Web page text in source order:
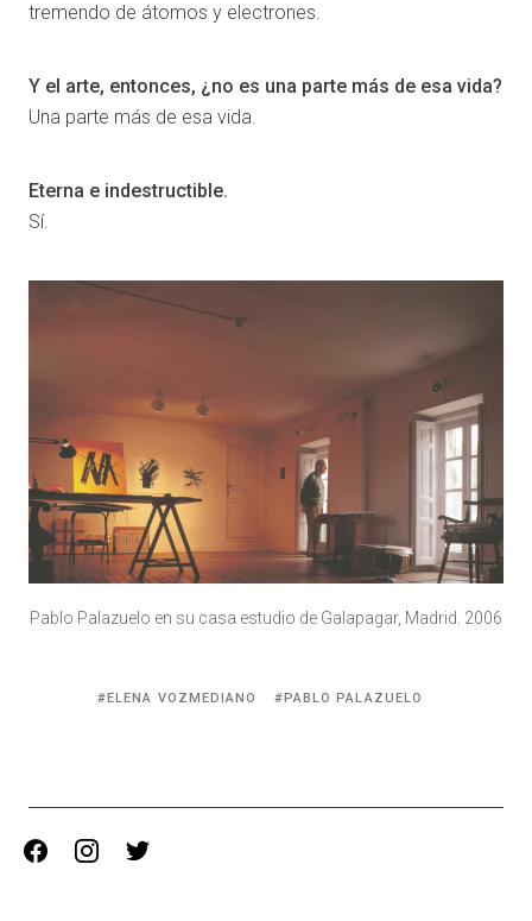
tremendo de átomos y electrones.
Y el arte, entonces, ¿no es una parte más de esa vida?
Una parte más de esa vida.
Eterna e indestructible.
Sí.
Pablo Palazuelo en su casa estudio de Galapagar, Madrid. 2006
Tagged
ELENA VOZMEDIANO PABLO PALAZUELO
facebook instagramtwitter